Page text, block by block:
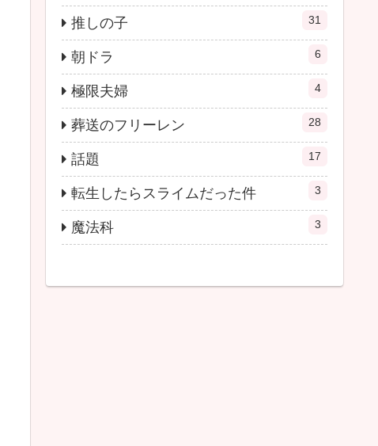
推しの子 31
朝ドラ 6
極限夫婦 4
葬送のフリーレン 28
話題 17
転生したらスライムだった件 3
魔法科 3